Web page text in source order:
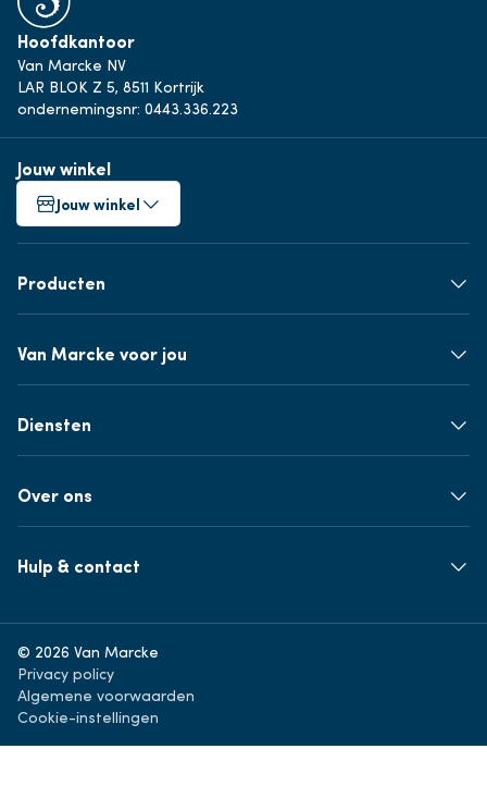
Hoofdkantoor
Van Marcke NV
LAR BLOK Z 5, 8511 Kortrijk
ondernemingsnr: 0443.336.223
Jouw winkel
Jouw winkel
Producten
Van Marcke voor jou
Diensten
Over ons
Hulp & contact
© 2026 Van Marcke
Privacy policy
Algemene voorwaarden
Cookie-instellingen